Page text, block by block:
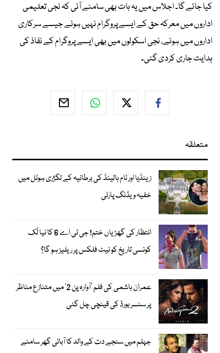
کیا جائے گا۔ اجلاس میں یہ بات بھی سامنے آئی کہ نجی تعلیمی
اداروں میں معرکہ حق کے ایسے پروگرام نہیں ہوئے جیسے سرکاری
اداروں میں ہوئے، نجی اسکولوں میں بھی ایسے پروگرام کے نفاذ کی
ہدایت جاری کردی گئی۔
متعلقہ
زینڈیا اور ٹام ہالینڈ کی برطانیہ کے لگژری ہوٹل میں
خفیہ ویڈنگ پارٹی
انتظار کی گھڑیاں ختم! جی ٹی اے 6 کا نیا لُک
کونسی تاریخ کو نیٹ فلکس پر ریلیز ہو گا؟
عمران ہاشمی کی فلم ’آوارہ پن 2‘ میں متنازع مناظر
پر سنسر بورڈ کی قینچی چل گئی
جہلم میں سنجے دت کے والد کا آبائی گھر سامنے